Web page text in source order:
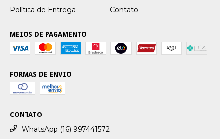
Política de Entrega Contato
MEIOS DE PAGAMENTO
FORMAS DE ENVIO
CONTATO
WhatsApp (16) 997441572